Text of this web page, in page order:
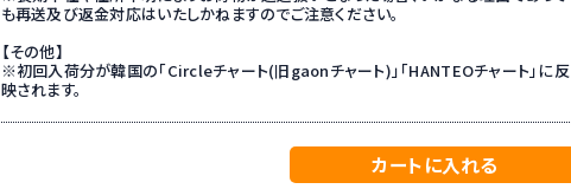
も再送及び返金対応はいたしかねますのでご注意ください。
【その他】
※初回入荷分が韓国の「Circleチャート(旧gaonチャート)」「HANTEOチャート」に反
映されます。
カートに入れる